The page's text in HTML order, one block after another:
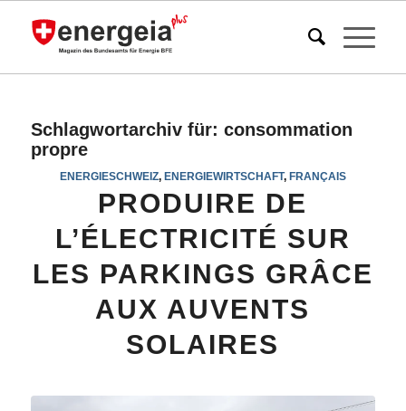
Schlagwortarchiv für: consommation
propre
ENERGIESCHWEIZ, ENERGIEWIRTSCHAFT, FRANÇAIS
PRODUIRE DE
L’ÉLECTRICITÉ SUR
LES PARKINGS GRÂCE
AUX AUVENTS
SOLAIRES